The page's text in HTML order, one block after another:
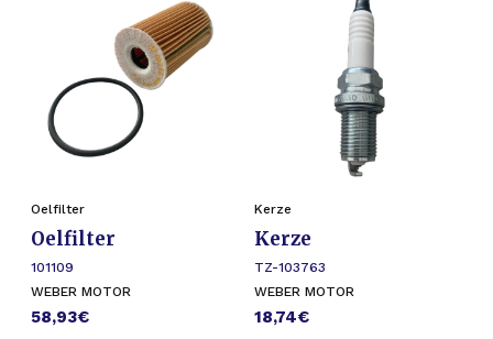
Oelfilter
Oelfilter
101109
WEBER MOTOR
58,93€
Kerze
Kerze
TZ-103763
WEBER MOTOR
18,74€